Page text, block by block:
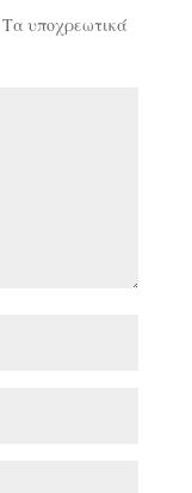
Τα υποχρεωτικά